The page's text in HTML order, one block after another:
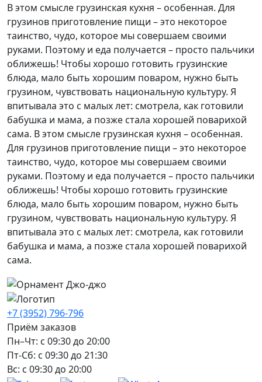
В этом смысле грузинская кухня – особенная. Для
грузинов приготовление пищи – это некоторое
таинство, чудо, которое мы совершаем своими
руками. Поэтому и еда получается – просто пальчики
оближешь! Чтобы хорошо готовить грузинские
блюда, мало быть хорошим поваром, нужно быть
грузином, чувствовать национальную культуру. Я
впитывала это с малых лет: смотрела, как готовили
бабушка и мама, а позже стала хорошей поварихой
сама. В этом смысле грузинская кухня – особенная.
Для грузинов приготовление пищи – это некоторое
таинство, чудо, которое мы совершаем своими
руками. Поэтому и еда получается – просто пальчики
оближешь! Чтобы хорошо готовить грузинские
блюда, мало быть хорошим поваром, нужно быть
грузином, чувствовать национальную культуру. Я
впитывала это с малых лет: смотрела, как готовили
бабушка и мама, а позже стала хорошей поварихой
сама.
+7 (3952) 796-796
Приём заказов
Пн–Чт: с 09:30 до 20:00
Пт-Сб: с 09:30 до 21:30
Вс: с 09:30 до 20:00